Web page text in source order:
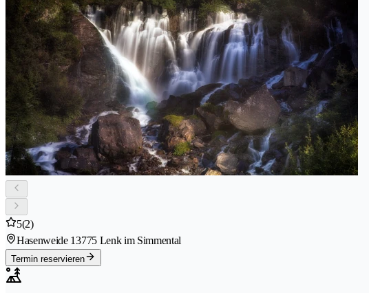
5(2)
Hasenweide 13775 Lenk im Simmental
Termin reservieren